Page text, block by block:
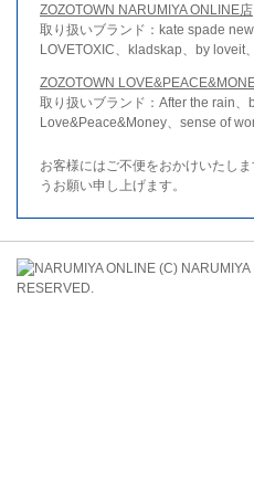
ZOZOTOWN NARUMIYA ONLINE店
取り扱いブランド：kate spade
LOVETOXIC、kladskap、by loveit
ZOZOTOWN
取り扱いブランド：After the rain、
Love&Peace&Money、sense of
お客様にはご不便をおかけいたし
うお願い申し上げます。